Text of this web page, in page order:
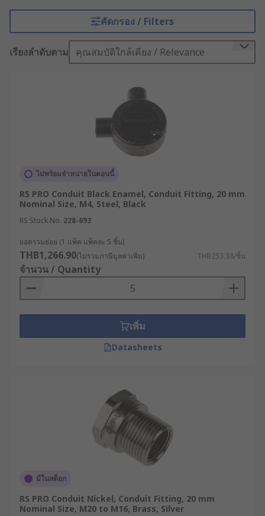
ประสิทธิภาพนั้นเป็นสิ่งสำคัญอย่างยิ่งในการติดตั้ง
ระบบไฟฟ้าภายในอาคารทุกประเภท ช่างไฟฟ้าจึงต้อง
ให้ความสำคัญกับ "ข้อต่อท่อร้อยสายไฟ" หรือที่เรียก
สั้น ๆ ว่าข้อต่อไฟฟ้ามากเป็นพิเศษ
ข้อต่อท่อไฟฟ้า เป็นอุปกรณ์ที่ใช้ในการเชื่อมต่อท่อร้อย
สายไฟเข้าด้วยกัน หรือเชื่อมต่อท่อกับอุปกรณ์ไฟฟ้าอื่น
ๆ เช่น กล่องพักสาย หรือแผงควบคุมไฟฟ้า มีหลาก
หลายรูปแบบทั้งข้อต่อเหล็ก ข้อต่อทองเหลือง และข้อ
คุณสมบัติเฉพาะตัวที่เหมาะกับการใช้งานในสภาพ
แวดล้อมที่แตกต่างกัน
ความสำคัญของข้อต่อท่อ
ร้อยสายไฟ
อุปกรณ์นี้มีความสำคัญอย่างยิ่งในระบบการเดินสายไฟ
ไฟฟ้าเป็นไปอย่างมีประสิทธิภาพ ปลอดภัย และเป็น
ระเบียบเรียบร้อย ช่วยป้องกันสายไฟจากความเสียหายที่
อาจเกิดจากสภาพแวดล้อมภายนอก เช่น ความชื้น ฝุ่น
อุปกรณ์เดินสายไฟร้อยท่อมี
การเดินสายไฟร้อยท่อ นอกจากข้อต่อแล้ว ยังมีอุปกรณ์
ความปลอดภัยและประสิทธิภาพในการใช้งาน ได้แก่
คัดกรอง / Filters
เรียงลำดับตาม คุณสมบัติใกล้เคียง / Relevance
ไม่พร้อมจำหน่ายในตอนนี้
RS PRO Conduit Black Enamel, Conduit Fitting, 20 mm
Nominal Size, M4, Steel, Black
RS Stock No. 228-693
ยอดรวมย่อย (1 แพ็ค แพ็คละ 5 ชิ้น)
THB1,266.90(ไม่รวมภาษีมูลค่าเพิ่ม) THB253.38/ชิ้น
จำนวน / Quantity
เพิ่ม
Datasheets
มีในสต็อก
RS PRO Conduit Nickel, Conduit Fitting, 20 mm
Nominal Size, M20 to M16, Brass, Silver